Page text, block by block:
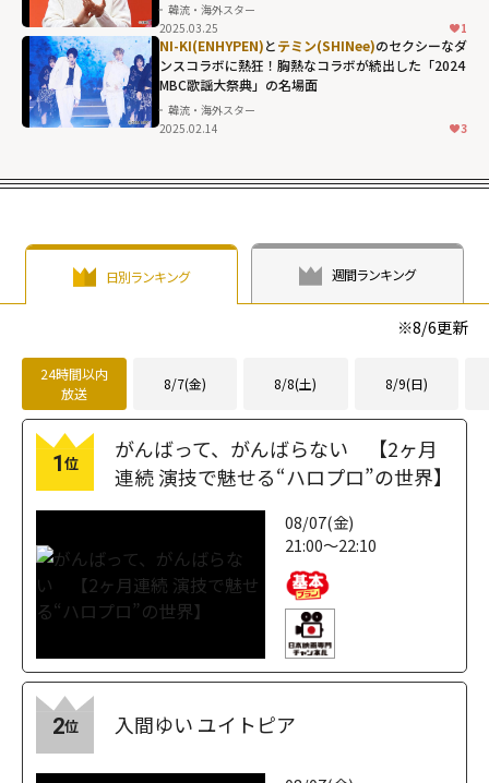
韓流・海外スター
2025.03.25
1
NI-KI(ENHYPEN)とテミン(SHINee)のセクシーなダ
ンスコラボに熱狂！胸熱なコラボが続出した「2024
MBC歌謡大祭典」の名場面
韓流・海外スター
2025.02.14
3
日別ランキング 週間ランキング
※8/6更新
24時間以内
放送
8/7(金) 8/8(土) 8/9(日)
1位
がんばって、がんばらない 【2ヶ月
連続 演技で魅せる“ハロプロ”の世界】
08/07(金)
21:00～22:10
2位 入間ゆい ユイトピア